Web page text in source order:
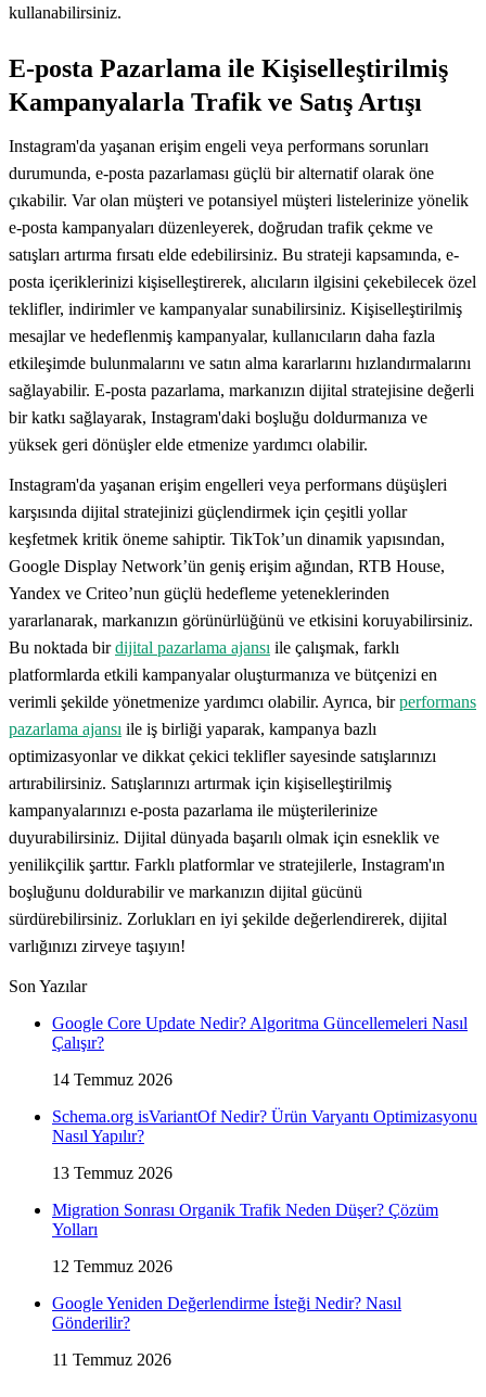
kullanabilirsiniz.
E-posta Pazarlama ile Kişiselleştirilmiş
Kampanyalarla Trafik ve Satış Artışı
Instagram'da yaşanan erişim engeli veya performans sorunları
durumunda, e-posta pazarlaması güçlü bir alternatif olarak öne
çıkabilir. Var olan müşteri ve potansiyel müşteri listelerinize yönelik
e-posta kampanyaları düzenleyerek, doğrudan trafik çekme ve
satışları artırma fırsatı elde edebilirsiniz. Bu strateji kapsamında, e-
posta içeriklerinizi kişiselleştirerek, alıcıların ilgisini çekebilecek özel
teklifler, indirimler ve kampanyalar sunabilirsiniz. Kişiselleştirilmiş
mesajlar ve hedeflenmiş kampanyalar, kullanıcıların daha fazla
etkileşimde bulunmalarını ve satın alma kararlarını hızlandırmalarını
sağlayabilir. E-posta pazarlama, markanızın dijital stratejisine değerli
bir katkı sağlayarak, Instagram'daki boşluğu doldurmanıza ve
yüksek geri dönüşler elde etmenize yardımcı olabilir.
Instagram'da yaşanan erişim engelleri veya performans düşüşleri
karşısında dijital stratejinizi güçlendirmek için çeşitli yollar
keşfetmek kritik öneme sahiptir. TikTok’un dinamik yapısından,
Google Display Network’ün geniş erişim ağından, RTB House,
Yandex ve Criteo’nun güçlü hedefleme yeteneklerinden
yararlanarak, markanızın görünürlüğünü ve etkisini koruyabilirsiniz.
Bu noktada birdijital pazarlama ajansı ile çalışmak, farklı
platformlarda etkili kampanyalar oluşturmanıza ve bütçenizi en
verimli şekilde yönetmenize yardımcı olabilir. Ayrıca, birperformans
pazarlama ajansı ile iş birliği yaparak, kampanya bazlı
optimizasyonlar ve dikkat çekici teklifler sayesinde satışlarınızı
artırabilirsiniz. Satışlarınızı artırmak için kişiselleştirilmiş
kampanyalarınızı e-posta pazarlama ile müşterilerinize
duyurabilirsiniz. Dijital dünyada başarılı olmak için esneklik ve
yenilikçilik şarttır. Farklı platformlar ve stratejilerle, Instagram'ın
boşluğunu doldurabilir ve markanızın dijital gücünü
sürdürebilirsiniz. Zorlukları en iyi şekilde değerlendirerek, dijital
varlığınızı zirveye taşıyın!
Son Yazılar
Google Core Update Nedir? Algoritma Güncellemeleri Nasıl
Çalışır?
14 Temmuz 2026
Schema.org isVariantOf Nedir? Ürün Varyantı Optimizasyonu
Nasıl Yapılır?
13 Temmuz 2026
Migration Sonrası Organik Trafik Neden Düşer? Çözüm
Yolları
12 Temmuz 2026
Google Yeniden Değerlendirme İsteği Nedir? Nasıl
Gönderilir?
11 Temmuz 2026